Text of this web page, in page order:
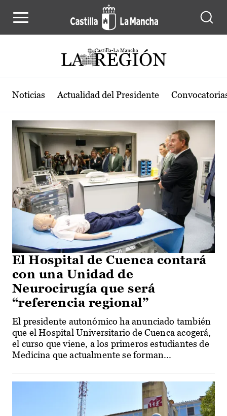
Actualidad de la región de Castilla-
Noticias Actualidad del Presidente
El Hospital de Cuenca contará
con una Unidad de
Neurocirugía que será
“referencia regional”
El presidente autonómico ha anunciado también
que el Hospital Universitario de Cuenca acogerá,
el curso que viene, a los primeros estudiantes de
Medicina que actualmente se forman...